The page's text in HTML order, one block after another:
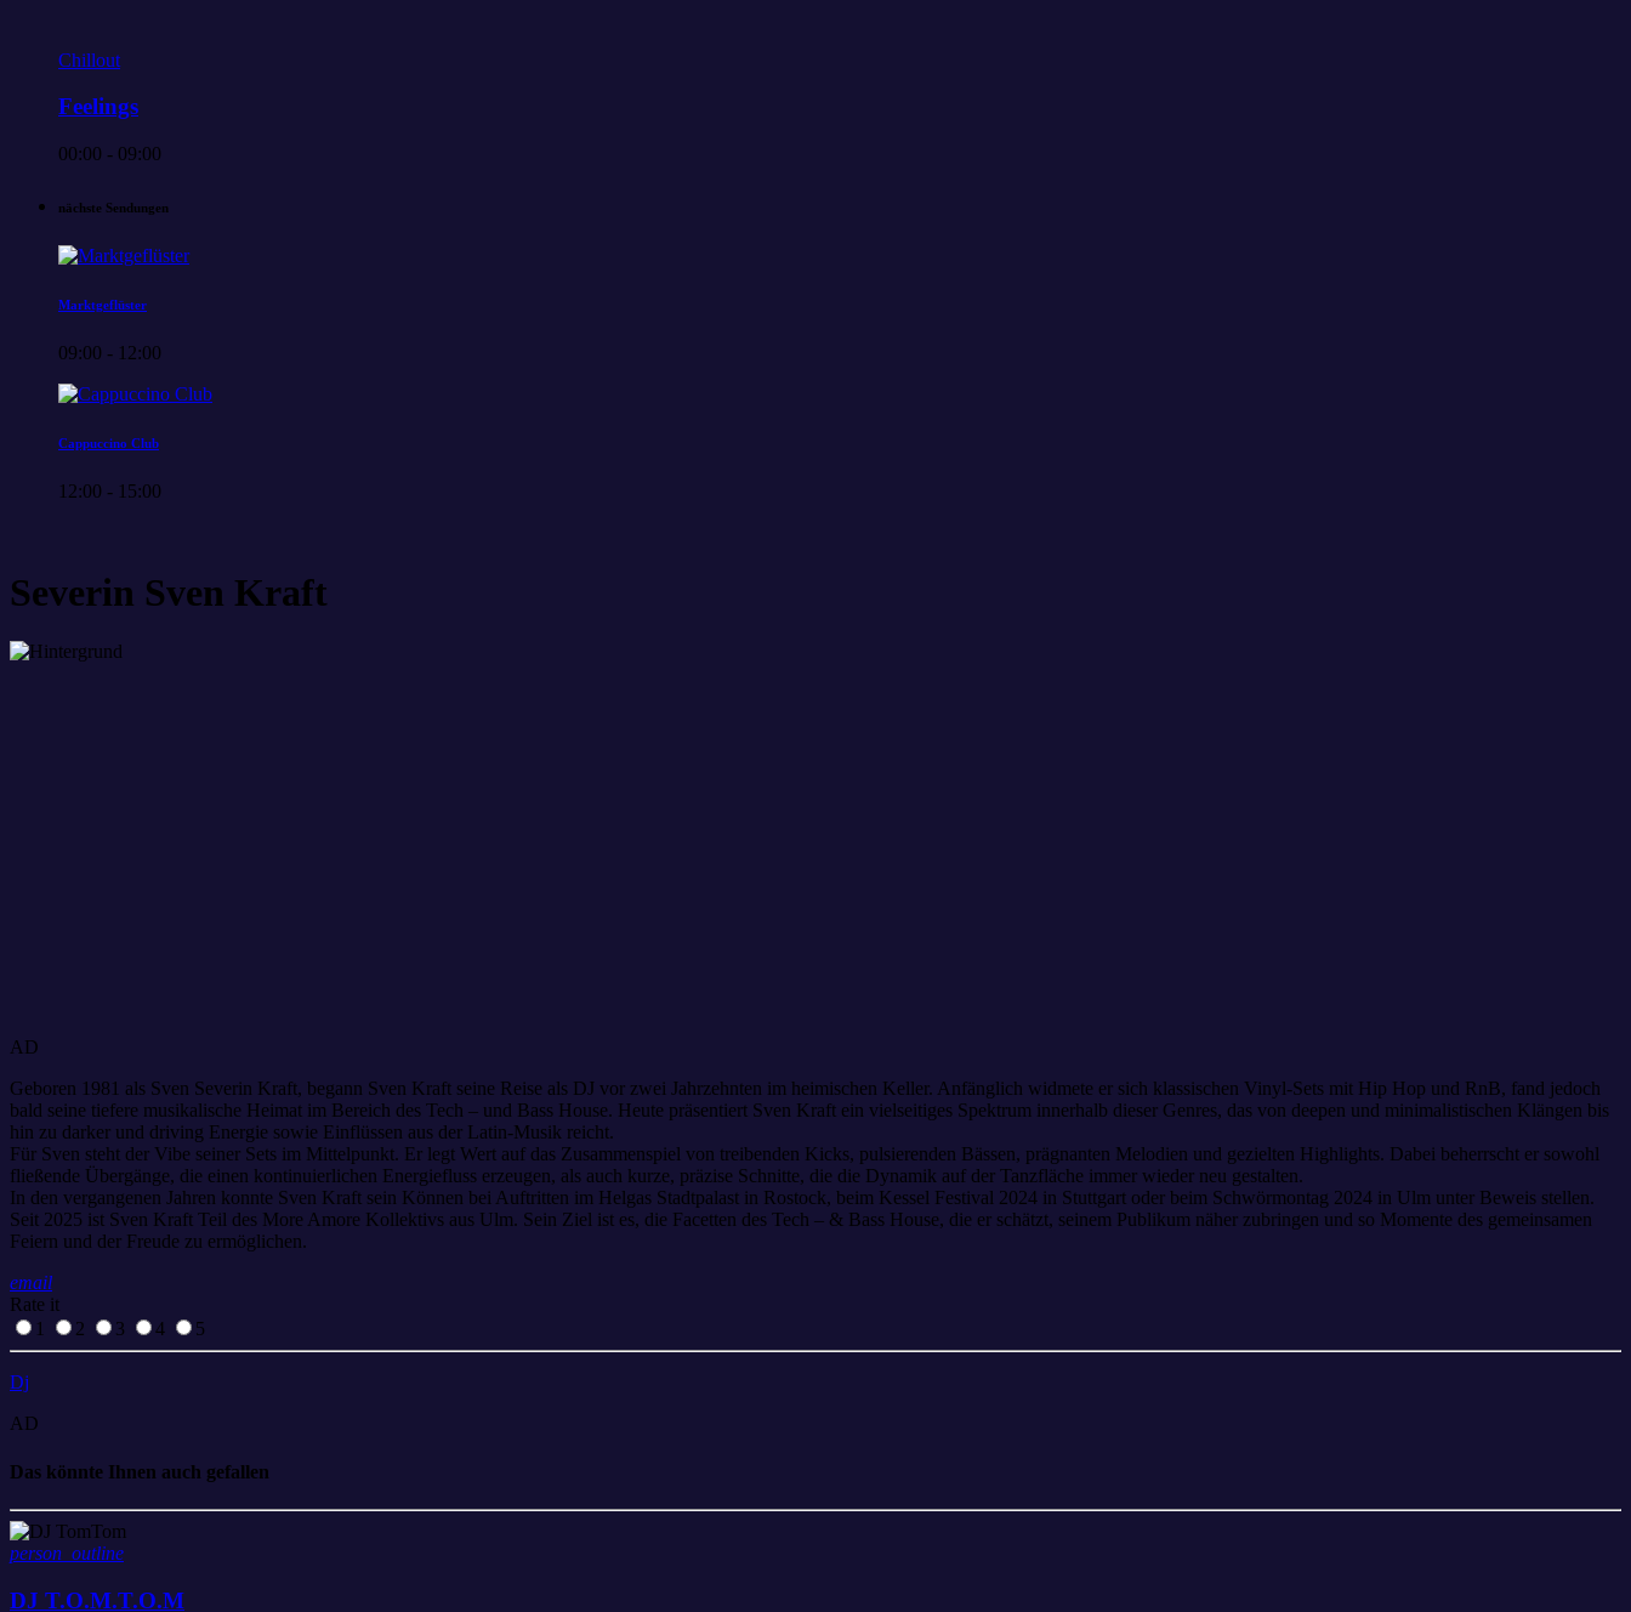
Chillout
Feelings
00:00 - 09:00
nächste Sendungen
Marktgeflüster
09:00 - 12:00
Cappuccino Club
12:00 - 15:00
Severin Sven Kraft
AD
Geboren 1981 als Sven Severin Kraft, begann Sven Kraft seine Reise als DJ vor zwei Jahrzehnten im heimischen Keller. Anfänglich widmete er sich klassischen Vinyl-Sets mit Hip Hop und RnB, fand jedoch
bald seine tiefere musikalische Heimat im Bereich des Tech – und Bass House. Heute präsentiert Sven Kraft ein vielseitiges Spektrum innerhalb dieser Genres, das von deepen und minimalistischen Klängen bis
hin zu darker und driving Energie sowie Einflüssen aus der Latin-Musik reicht.
Für Sven steht der Vibe seiner Sets im Mittelpunkt. Er legt Wert auf das Zusammenspiel von treibenden Kicks, pulsierenden Bässen, prägnanten Melodien und gezielten Highlights. Dabei beherrscht er sowohl
fließende Übergänge, die einen kontinuierlichen Energiefluss erzeugen, als auch kurze, präzise Schnitte, die die Dynamik auf der Tanzfläche immer wieder neu gestalten.
In den vergangenen Jahren konnte Sven Kraft sein Können bei Auftritten im Helgas Stadtpalast in Rostock, beim Kessel Festival 2024 in Stuttgart oder beim Schwörmontag 2024 in Ulm unter Beweis stellen.
Seit 2025 ist Sven Kraft Teil des More Amore Kollektivs aus Ulm. Sein Ziel ist es, die Facetten des Tech – & Bass House, die er schätzt, seinem Publikum näher zubringen und so Momente des gemeinsamen
Feiern und der Freude zu ermöglichen.
email
Rate it
1
2 3 4 5
Dj
AD
Das könnte Ihnen auch gefallen
person_outline
DJ T.O.M.T.O.M